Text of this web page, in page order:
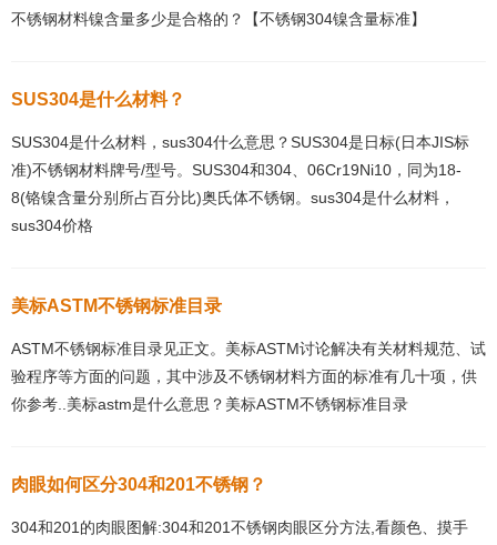
不锈钢材料镍含量多少是合格的？【不锈钢304镍含量标准】
SUS304是什么材料？
SUS304是什么材料，sus304什么意思？SUS304是日标(日本JIS标
准)不锈钢材料牌号/型号。SUS304和304、06Cr19Ni10，同为18-
8(铬镍含量分别所占百分比)奥氏体不锈钢。sus304是什么材料，
sus304价格
美标ASTM不锈钢标准目录
ASTM不锈钢标准目录见正文。美标ASTM讨论解决有关材料规范、试
验程序等方面的问题，其中涉及不锈钢材料方面的标准有几十项，供
你参考..美标astm是什么意思？美标ASTM不锈钢标准目录
肉眼如何区分304和201不锈钢？
304和201的肉眼图解:304和201不锈钢肉眼区分方法,看颜色、摸手